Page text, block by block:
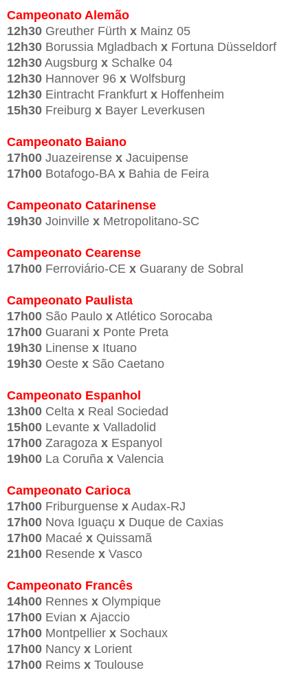
Campeonato Alemão
12h30 Greuther Fürth x Mainz 05
12h30 Borussia Mgladbach x Fortuna Düsseldorf
12h30 Augsburg x Schalke 04
12h30 Hannover 96 x Wolfsburg
12h30 Eintracht Frankfurt x Hoffenheim
15h30 Freiburg x Bayer Leverkusen
Campeonato Baiano
17h00 Juazeirense x Jacuipense
17h00 Botafogo-BA x Bahia de Feira
Campeonato Catarinense
19h30 Joinville x Metropolitano-SC
Campeonato Cearense
17h00 Ferroviário-CE x Guarany de Sobral
Campeonato Paulista
17h00 São Paulo x Atlético Sorocaba
17h00 Guarani x Ponte Preta
19h30 Linense x Ituano
19h30 Oeste x São Caetano
Campeonato Espanhol
13h00 Celta x Real Sociedad
15h00 Levante x Valladolid
17h00 Zaragoza x Espanyol
19h00 La Coruña x Valencia
Campeonato Carioca
17h00 Friburguense x Audax-RJ
17h00 Nova Iguaçu x Duque de Caxias
17h00 Macaé x Quissamã
21h00 Resende x Vasco
Campeonato Francês
14h00 Rennes x Olympique
17h00 Evian x Ajaccio
17h00 Montpellier x Sochaux
17h00 Nancy x Lorient
17h00 Reims x Toulouse